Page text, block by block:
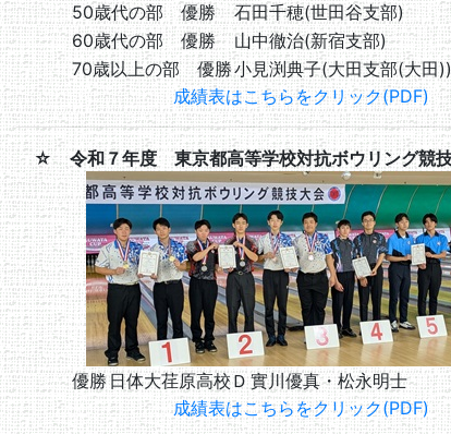
50歳代の部 優勝
石田千穂(世田谷支部)
60歳代の部 優勝
山中徹治(新宿支部)
70歳以上の部 優勝小見渕典子(大田支部(大田
成績表はこちらをクリック(PDF)
☆ 令和７年度 東京都高等学校対抗ボウリング競
優勝日体大荏原高校Ｄ實川優真・松永明士
成績表はこちらをクリック(PDF)